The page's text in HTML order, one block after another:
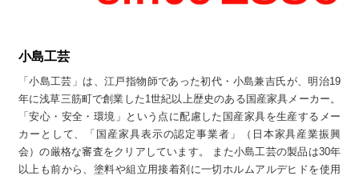
小島工芸
「小島工芸」は、江戸指物師であった初代・小島兼吉氏が、明治19
年に浅草三筋町で創業した1世紀以上歴史のある国産家具メーカー。
「安心・安全・環境」という点に配慮した国産家具を生産するメー
カーとして、「国産家具表示の認定事業者」（日本家具産業振興
会）の厳格な審査をクリアしています。 また小島工芸の製品は30年
以上も前から、塗料や組立用接着剤に一切ホルムアルデヒドを使用